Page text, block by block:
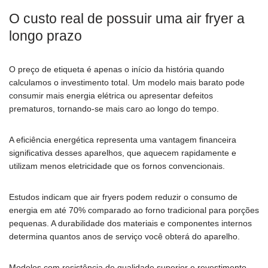
O custo real de possuir uma air fryer a
longo prazo
O preço de etiqueta é apenas o início da história quando
calculamos o investimento total. Um modelo mais barato pode
consumir mais energia elétrica ou apresentar defeitos
prematuros, tornando-se mais caro ao longo do tempo.
A eficiência energética representa uma vantagem financeira
significativa desses aparelhos, que aquecem rapidamente e
utilizam menos eletricidade que os fornos convencionais.
Estudos indicam que air fryers podem reduzir o consumo de
energia em até 70% comparado ao forno tradicional para porções
pequenas. A durabilidade dos materiais e componentes internos
determina quantos anos de serviço você obterá do aparelho.